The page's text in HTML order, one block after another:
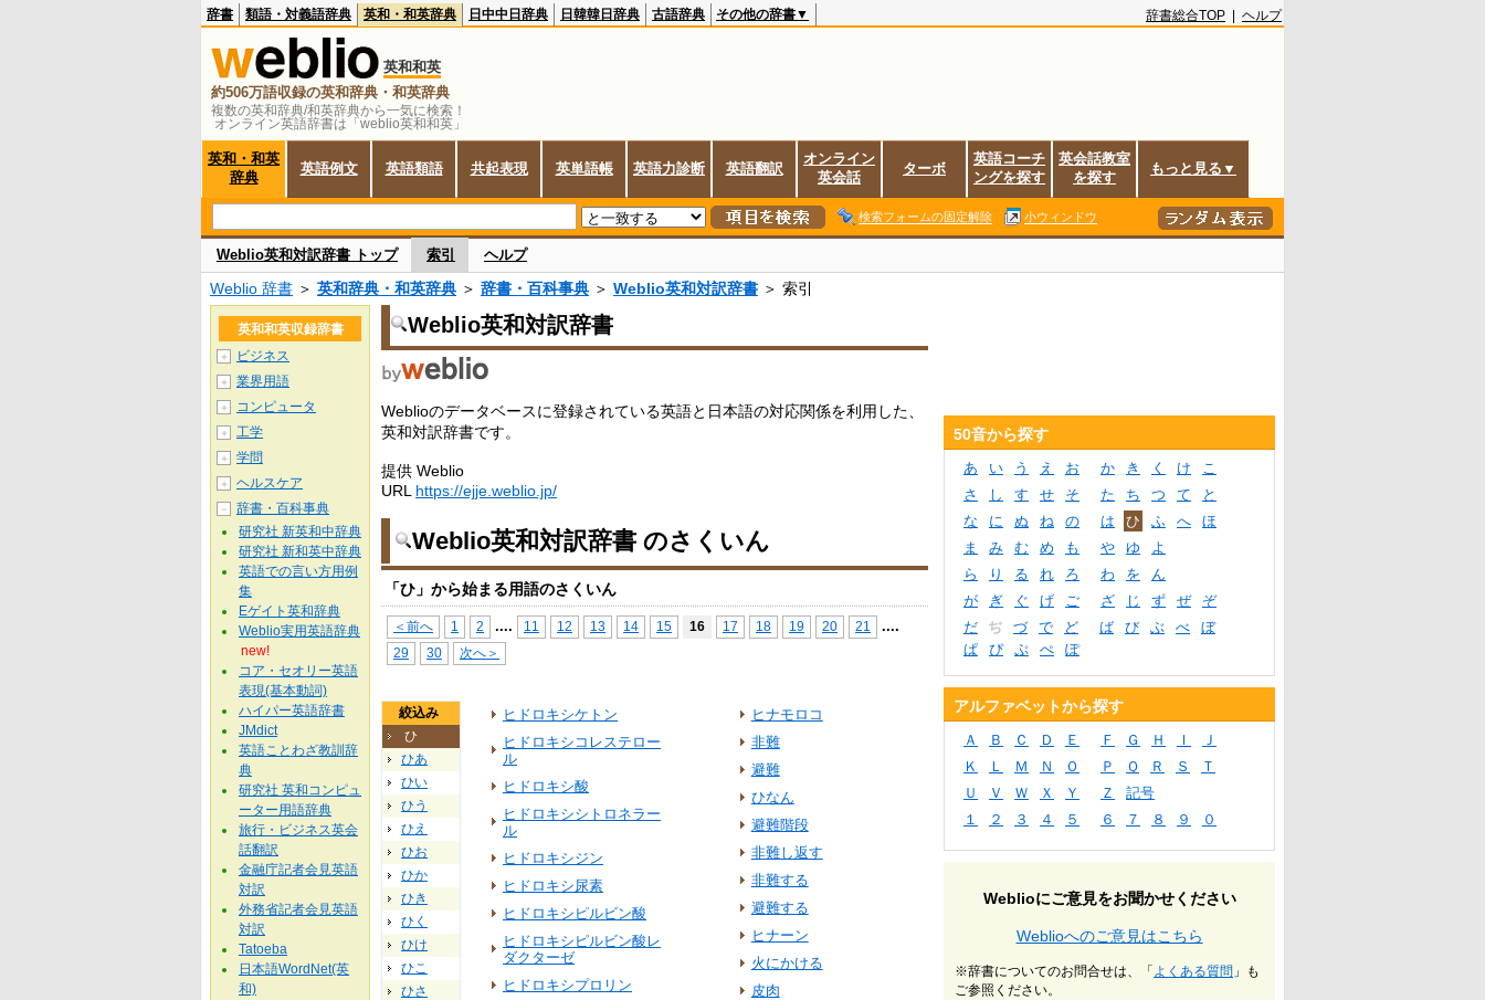
複数の英和辞典/和英辞典から一気に検索！
オンライン英語辞書は「weblio英和和英」
辞書 類語・対義語辞典 英和・和英辞典 日中中日辞典 日韓韓日辞典 古語辞典 その他の辞書▼ 辞書総合TOP ヘルプ
英和和英
約506万語収録の英和辞典・和英辞典
英和・和英
辞典
英語例文 英語類語 共起表現 英単語帳 英語力診断 英語翻訳
オンライン
英会話
ターボ
英語コーチ
ングを探す
英会話教室
を探す
もっと見る▼
検索フォームの固定解除 小ウィンドウ
Weblio英和対訳辞書 トップ 索引 ヘルプ
Weblio 辞書 ＞ 英和辞典・和英辞典 ＞ 辞書・百科事典 ＞ Weblio英和対訳辞書 ＞ 索引
Weblio英和対訳辞書
Weblioのデータベースに登録されている英語と日本語の対応関係を利用した、
英和対訳辞書です。
提供 Weblio
URL https://ejje.weblio.jp/
Weblio英和対訳辞書 のさくいん
「ひ」から始まる用語のさくいん
＜前へ 1 2 .... 11 12 13 14 15 16 17 18 19 20 21 ....
29 30 次へ＞
絞込み
ひ
ひあ
ひい
ひう
ひえ
ひお
ひか
ひき
ひく
ひけ
ひこ
ひさ
ヒドロキシケトン
ヒドロキシコレステロー
ル
ヒドロキシ酸
ヒドロキシシトロネラー
ル
ヒドロキシジン
ヒドロキシ尿素
ヒドロキシピルビン酸
ヒドロキシピルビン酸レ
ダクターゼ
ヒドロキシプロリン
ヒナモロコ
非難
避難
ひなん
避難階段
非難し返す
非難する
避難する
ヒナーン
火にかける
皮肉
英和和英収録辞書
＋ ビジネス
＋ 業界用語
＋ コンピュータ
＋ 工学
＋ 学問
＋ ヘルスケア
－
辞書・百科事典
研究社 新英和中辞典
研究社 新和英中辞典
英語での言い方用例
集
Eゲイト英和辞典
Weblio実用英語辞典
new!
コア・セオリー英語
表現(基本動詞)
ハイパー英語辞書
JMdict
英語ことわざ教訓辞
典
研究社 英和コンピュ
ーター用語辞典
旅行・ビジネス英会
話翻訳
金融庁記者会見英語
対訳
外務省記者会見英語
対訳
Tatoeba
日本語WordNet(英
和)
50音から探す
あ い う え お か き く け
こ
さ
し す せ そ た ち つ て
と
な
に ぬ ね の は ひ ふ へ
ほ
ま
み む め も や ゆ
よ
ら
り る れ ろ わ を
ん
が
ぎ ぐ げ ご ざ じ ず ぜ
ぞ
だ
ぢ づ で ど ば び ぶ べ
ぼ
ぱ
ぴ ぷ ぺ ぽ
アルファベットから探す
Ａ Ｂ Ｃ Ｄ Ｅ Ｆ Ｇ Ｈ Ｉ
Ｊ
Ｋ
Ｌ Ｍ Ｎ Ｏ Ｐ Ｑ Ｒ Ｓ
Ｔ
Ｕ
Ｖ Ｗ Ｘ Ｙ Ｚ
記号
１
２ ３ ４ ５ ６ ７ ８ ９ ０
Weblioにご意見をお聞かせください
Weblioへのご意見はこちら
※辞書についてのお問合せは、「 よくある質問 」も
ご参照ください。